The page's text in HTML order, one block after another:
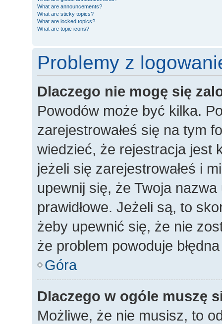
What are announcements?
What are sticky topics?
What are locked topics?
What are topic icons?
Problemy z
Dlaczego nie mogę się
Powodów może być kilka.
zarejestrowałeś się na tym
wiedzieć, że rejestracja jest
jeżeli się zarejestrowałeś i
upewnij się, że Twoja
prawidłowe. Jeżeli są, to
żeby upewnić się, że nie
że problem powoduje
Góra
Dlaczego w ogóle muszę
Możliwe, że nie musisz, to